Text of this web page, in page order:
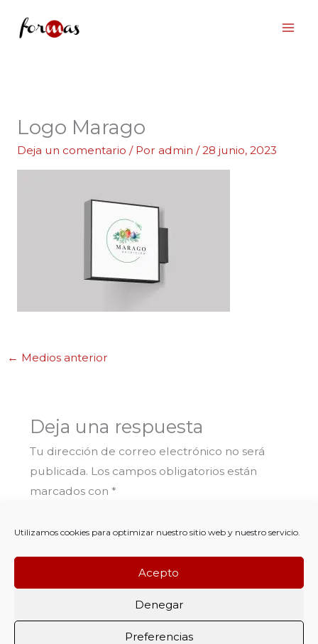
Utilizamos cookies para optimizar nuestro sitio web y nuestro servicio.
Acepto
Denegar
Preferencias
Logo Marago
Deja un comentario / Por admin /28 junio, 2023
← Medios anterior
Deja una respuesta
Tu dirección de correo electrónico no será
publicada. Los campos obligatorios están
marcados con *
Comentario